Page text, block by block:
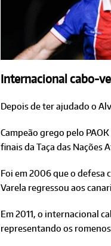
Internacional cabo-
Depois de ter ajudado o
Campeão grego pelo
finais da Taça das Nações
Foi em 2006 que o defesa
Varela regressou aos
Em 2011, o internacional
representando os